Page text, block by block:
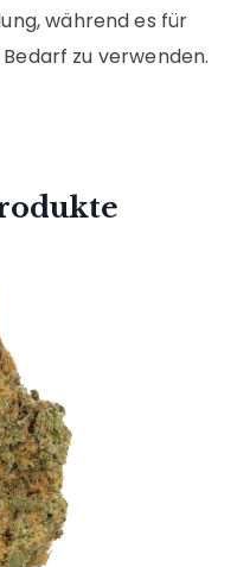
während es für
zu verwenden.